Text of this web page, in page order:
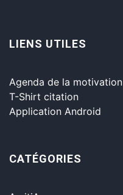
LIENS UTILES
Agenda de la motivation
T-Shirt citation
Application Android
CATÉGORIES